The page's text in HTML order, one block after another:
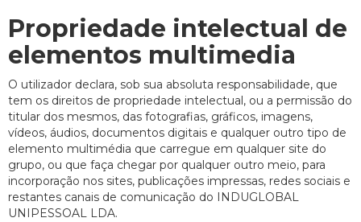
Propriedade intelectual de
elementos multimedia
O utilizador declara, sob sua absoluta responsabilidade, que
tem os direitos de propriedade intelectual, ou a permissão do
titular dos mesmos, das fotografias, gráficos, imagens,
vídeos, áudios, documentos digitais e qualquer outro tipo de
elemento multimédia que carregue em qualquer site do
grupo, ou que faça chegar por qualquer outro meio, para
incorporação nos sites, publicações impressas, redes sociais e
restantes canais de comunicação do INDUGLOBAL
UNIPESSOAL LDA.